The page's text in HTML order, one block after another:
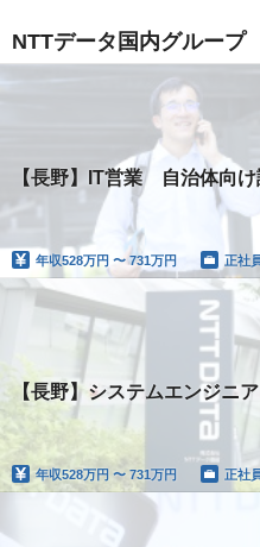
NTTデータ国内グルー
【長野】IT営業 自治体向
年収528万円 〜 731万円 正社
【長野】システムエンジニ
年収528万円 〜 731万円 正社